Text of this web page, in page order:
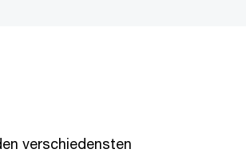
verschiedensten